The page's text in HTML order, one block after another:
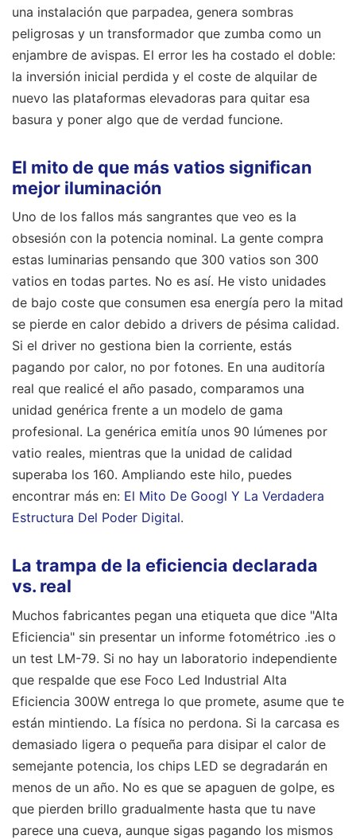
una instalación que parpadea, genera sombras
peligrosas y un transformador que zumba como un
enjambre de avispas. El error les ha costado el doble:
la inversión inicial perdida y el coste de alquilar de
nuevo las plataformas elevadoras para quitar esa
basura y poner algo que de verdad funcione.
El mito de que más vatios significan
mejor iluminación
Uno de los fallos más sangrantes que veo es la
obsesión con la potencia nominal. La gente compra
estas luminarias pensando que 300 vatios son 300
vatios en todas partes. No es así. He visto unidades
de bajo coste que consumen esa energía pero la mitad
se pierde en calor debido a drivers de pésima calidad.
Si el driver no gestiona bien la corriente, estás
pagando por calor, no por fotones. En una auditoría
real que realicé el año pasado, comparamos una
unidad genérica frente a un modelo de gama
profesional. La genérica emitía unos 90 lúmenes por
vatio reales, mientras que la unidad de calidad
superaba los 160. Ampliando este hilo, puedes
encontrar más en: El Mito De Googl Y La Verdadera
Estructura Del Poder Digital.
La trampa de la eficiencia declarada
vs. real
Muchos fabricantes pegan una etiqueta que dice "Alta
Eficiencia" sin presentar un informe fotométrico .ies o
un test LM-79. Si no hay un laboratorio independiente
que respalde que ese Foco Led Industrial Alta
Eficiencia 300W entrega lo que promete, asume que te
están mintiendo. La física no perdona. Si la carcasa es
demasiado ligera o pequeña para disipar el calor de
semejante potencia, los chips LED se degradarán en
menos de un año. No es que se apaguen de golpe, es
que pierden brillo gradualmente hasta que tu nave
parece una cueva, aunque sigas pagando los mismos